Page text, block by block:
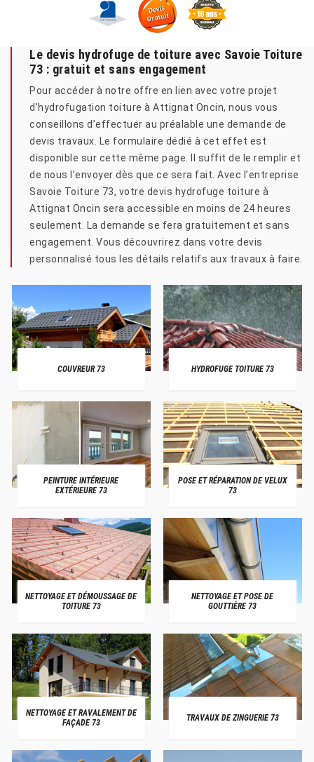
Le devis hydrofuge de toiture avec Savoie Toiture
73 : gratuit et sans engagement
Pour accéder à notre offre en lien avec votre projet
d’hydrofugation toiture à Attignat Oncin, nous vous
conseillons d’effectuer au préalable une demande de
devis travaux. Le formulaire dédié à cet effet est
disponible sur cette même page. Il suffit de le remplir et
de nous l’envoyer dès que ce sera fait. Avec l’entreprise
Savoie Toiture 73, votre devis hydrofuge toiture à
Attignat Oncin sera accessible en moins de 24 heures
seulement. La demande se fera gratuitement et sans
engagement. Vous découvrirez dans votre devis
personnalisé tous les détails relatifs aux travaux à faire.
COUVREUR 73 HYDROFUGE TOITURE 73
PEINTURE INTÉRIEURE
EXTÉRIEURE 73
POSE ET RÉPARATION DE VELUX
73
NETTOYAGE ET DÉMOUSSAGE DE
TOITURE 73
NETTOYAGE ET POSE DE
GOUTTIÈRE 73
NETTOYAGE ET RAVALEMENT DE
FAÇADE 73
TRAVAUX DE ZINGUERIE 73